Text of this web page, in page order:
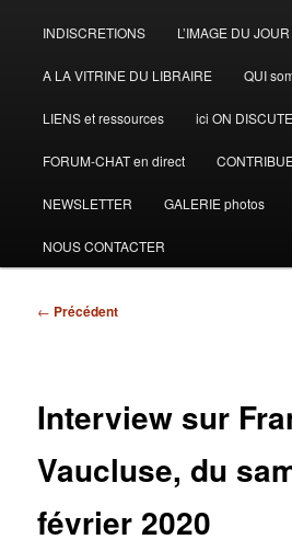
INDISCRETIONS L’IMAGE DU JOUR
A LA VITRINE DU LIBRAIRE QUI
LIENS et ressources ici ON DISCUTE
FORUM-CHAT en direct
NEWSLETTER GALERIE photos
NOUS CONTACTER
Navigation
← Précédent
Interview sur
Vaucluse, du
février 2020